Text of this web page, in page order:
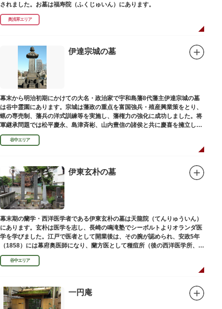
されました。お墓は福寿院（ふくじゅいん）にあります。
奥浅草エリア
伊達宗城の墓
幕末から明治初期にかけての大名・政治家で宇和島藩8代藩主伊達宗城の墓
は谷中霊園にあります。宗城は藩政の重点を富国強兵・殖産興業策をとり、
蝋の専売制、藩兵の洋式訓練等を実施し、藩権力の強化に成功しました。将
軍継承問題では松平慶永、島津斉彬、山内豊信の諸侯と共に慶喜を擁立し
（幕末の四賢候といわれます）幕政改革を志す一橋派の有力メンバーとなっ
て活躍しました。
谷中エリア
伊東玄朴の墓
幕末期の蘭学・西洋医学者である伊東玄朴の墓は天龍院（てんりゅういん）
にあります。玄朴は医学を志し、長崎の鳴滝塾でシーボルトよりオランダ医
学を学びました。江戸で医者として開業後は、その腕が認められ、安政5年
（1858）には幕府奥医師になり、蘭方医として種痘所（後の西洋医学所、現
東京大学医学部）の開設などに尽力し、明治4年（1871）72歳で没しまし
た。谷中エリア
一円庵